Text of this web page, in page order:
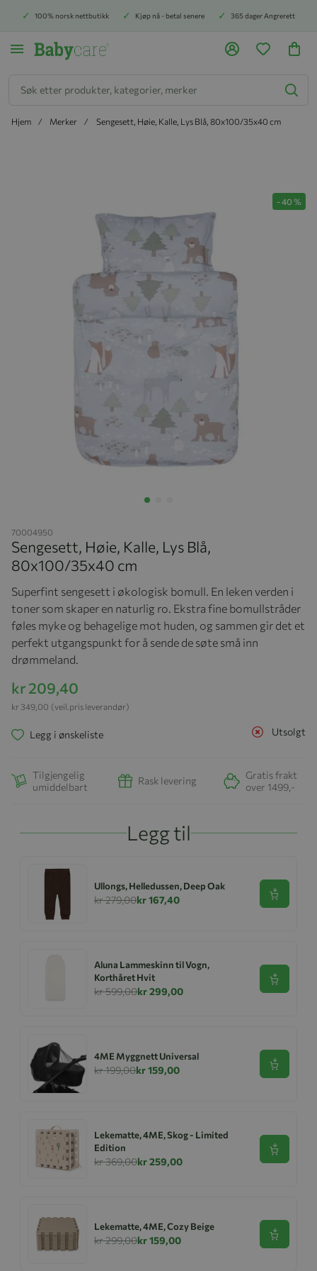
100% norsk nettbutikk Kjøp nå - betal senere 365 dager Angrerett
Hjem Merker Sengesett, Høie, Kalle, Lys Blå, 80x100/35x40 cm
-40 %
70004950
Sengesett, Høie, Kalle, Lys Blå,
80x100/35x40 cm
Superfint sengesett i økologisk bomull. En leken verden i
toner som skaper en naturlig ro. Ekstra fine bomullstråder
føles myke og behagelige mot huden, og sammen gir det et
perfekt utgangspunkt for å sende de søte små inn
drømmeland.
kr 209,40
(veil.pris leverandør)
kr 349,00
Utsolgt
Legg i ønskeliste
Tilgjengelig
umiddelbart
Rask levering
Gratis frakt
over 1499,-
Legg til
Ullongs, Helledussen, Deep Oak
kr 279,00kr 167,40 Se
Aluna Lammeskinn til Vogn,
Korthåret Hvit
kr 599,00kr 299,00
Se
4ME Myggnett Universal
kr 199,00kr 159,00 Se
Lekematte, 4ME, Skog - Limited
Edition
kr 369,00kr 259,00
Se
Lekematte, 4ME, Cozy Beige
kr 299,00kr 159,00 Se